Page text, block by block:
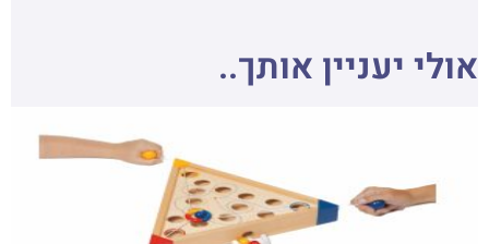
אולי יעניין אותך..